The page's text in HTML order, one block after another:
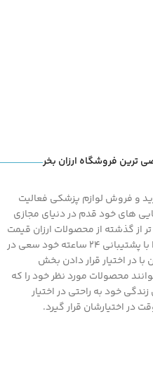
ترین فروشگاه ارزان بخر
و فروش لوازم پزشکی فعالیت
های خود قدم در دنیای مجازی
از گذشته از محصولات ارزان قیمت
و با کیفیت ما بهره مند گردند.پزشک کالا با پشتیبانی 24 ساعته خود سعی در
در اختیار قرار دادن بخش
محصولات مورد نظر خود را که
خود به راحتی در اختیار
در اختیارشان قرار گیرد.